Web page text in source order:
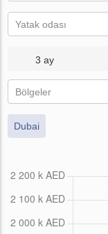
Yatak odası
3 ay
Bölgeler
Dubai